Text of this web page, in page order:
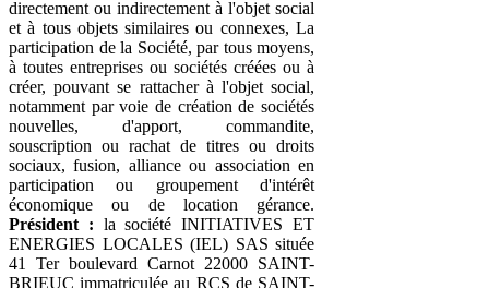
directement ou indirectement à l'objet social
et à tous objets similaires ou connexes, La
participation de la Société, par tous moyens,
à toutes entreprises ou sociétés créées ou à
créer, pouvant se rattacher à l'objet social,
notamment par voie de création de sociétés
nouvelles, d'apport, commandite,
souscription ou rachat de titres ou droits
sociaux, fusion, alliance ou association en
participation ou groupement d'intérêt
économique ou de location gérance.
Président : la société INITIATIVES ET
ENERGIES LOCALES (IEL) SAS située
41 Ter boulevard Carnot 22000 SAINT-
BRIEUC immatriculée au RCS de SAINT-